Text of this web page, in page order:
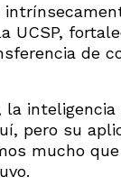
UCSP,
de
la
pero su
mucho